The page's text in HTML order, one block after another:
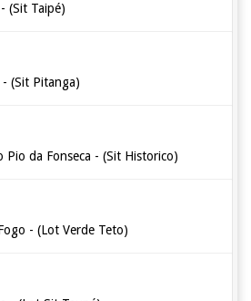
(Sit Taipé)
- (Sit Pitanga)
Pio da Fonseca - (Sit Historico)
- (Lot Verde Teto)